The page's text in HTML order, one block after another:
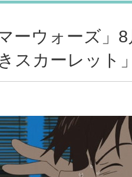
ーウォーズ」
スカーレット